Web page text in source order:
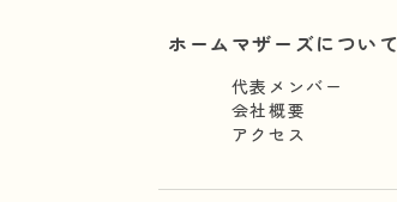
ホームマザーズについて
代表メンバー
会社概要
アクセス